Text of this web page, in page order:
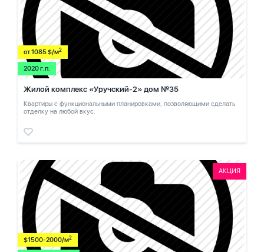
от 1085 $/м2
2020 г.п.
Жилой комплекс «Уручский-2» дом №35
Квартиры с функциональными планировками, позволяющими сделать
отделку на любой вкус.
АКЦИЯ
$1500-2000/м2